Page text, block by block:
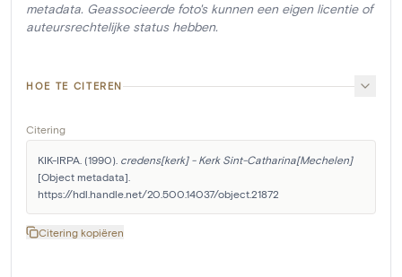
metadata. Geassocieerde foto's kunnen een eigen licentie of
auteursrechtelijke status hebben.
HOE TE CITEREN
Citering
KIK-IRPA. (1990). credens[kerk] - Kerk Sint-Catharina[Mechelen]
[Object metadata].
https://hdl.handle.net/20.500.14037/object.21872
Citering kopiëren